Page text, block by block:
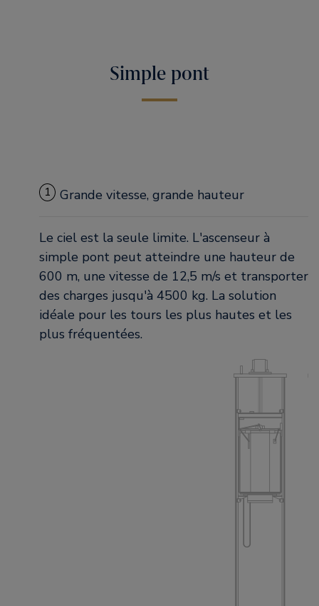
Simple pont
1 Grande vitesse, grande hauteur
Le ciel est la seule limite. L'ascenseur à
simple pont peut atteindre une hauteur de
600 m, une vitesse de 12,5 m/s et transporter
des charges jusqu'à 4500 kg. La solution
idéale pour les tours les plus hautes et les
plus fréquentées.